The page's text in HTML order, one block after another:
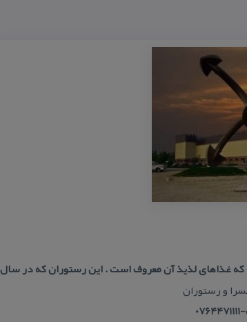
غذاهای لذیذ آن معروف است . این رستوران كه در سال
و رستوران